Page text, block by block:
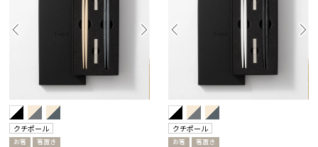
クチポール
お箸 箸置き
クチポール
お箸 箸置き